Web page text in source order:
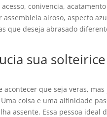
conivencia,
airoso, aspecto
que deseja abrasado
sua
acontecer que seja veras,
coisa e uma alfinidade
assente. Essa pessoa ideal